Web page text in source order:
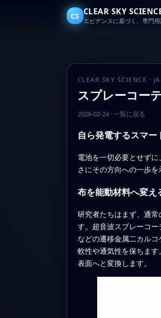
CS CLEAR SKY
エビデンスに基づく、専門
CLEAR SKY SCIENCE · JA
スプレーコー
2026-02-24· 一覧に戻る
自ら発電するスマー
電池を一切必要とせず
さにその方向への一歩
布を能動材料へ変え
研究者たちはまず、通
す。超音波スプレーコ
などの遷移金属二カル
軟性や通気性を保ちま
表面へと変換します。